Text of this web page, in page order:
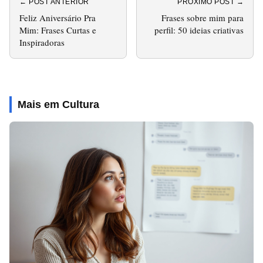
Feliz Aniversário Pra
Mim: Frases Curtas e
Inspiradoras
Frases sobre mim para
perfil: 50 ideias criativas
Mais em Cultura